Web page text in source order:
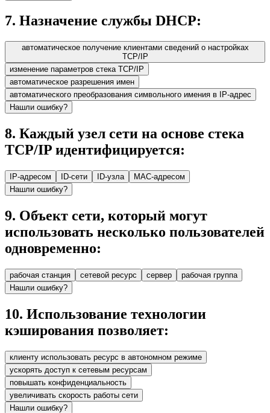
7. Назначение службы DHCP:
автоматическое получение клиентами сведений о настройках
TCP/IP
изменение параметров стека TCP/IP
автоматическое разрешения имен
автоматического преобразования символьного имения в IP-адрес
Нашли ошибку?
8. Каждый узел сети на основе стека
TCP/IP идентифицируется:
IP-адресом ID-сети ID-узла
MAC-адресом
Нашли ошибку?
9. Объект сети, который могут
использовать несколько пользователей
одновременно:
рабочая станция сетевой ресурс сервер
рабочая группа
Нашли ошибку?
10. Использование технологии
кэширования позволяет:
клиенту использовать ресурс в автономном режиме
ускорять доступ к сетевым ресурсам
повышать конфиденциальность
увеличивать скорость работы сети
Нашли ошибку?